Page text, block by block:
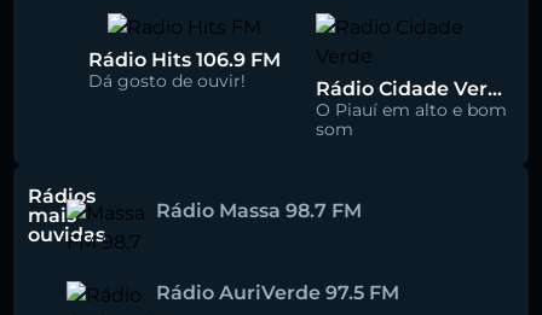
Rádio Hits 106.9 FM
Dá gosto de ouvir! Rádio Cidade Verde 93.5 FM
O Piauí em alto e bom
som
Rádios
mais
ouvidas
Rádio Massa 98.7 FM
Rádio AuriVerde 97.5 FM